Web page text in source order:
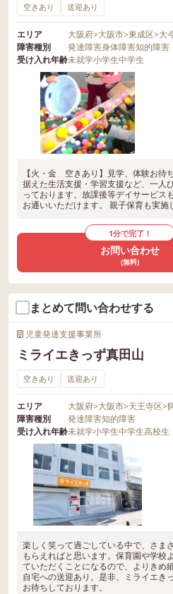
空きあり 送迎あり
エリア 大阪府>大阪市>東成区>大
障害種別
発達障害身体障害知的障害
受け入れ年齢未就学小学生中学生
【火・金 空きあり】見学、体験お待
据えた生活支援・学習支援など、一人
っております。放課後等デイサービス
お通いいただけます。 親子保育も実施
1分で完了！
お問い合わせ
(無料)
まとめて問い合わせする
児童発達支援事業所
ミライエきっず真田山
空きあり 送迎あり
エリア 大阪府>大阪市>天王寺区>
障害種別
発達障害知的障害
受け入れ年齢未就学小学生中学生高校生
楽しく笑って過ごしている中で、さま
もらえればと思います。保育園や学校
ていただくことになるので、よりきめ
自宅への送迎あり。是非、ミライエき
お待ちしております。